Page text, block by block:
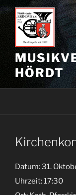
Zum
Inhalt
springen
HÖRDT
Datum:31.
Uhrzeit:17:30